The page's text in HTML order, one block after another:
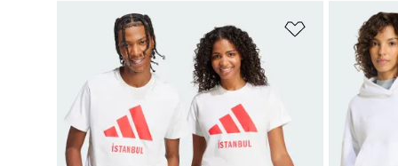
Favori